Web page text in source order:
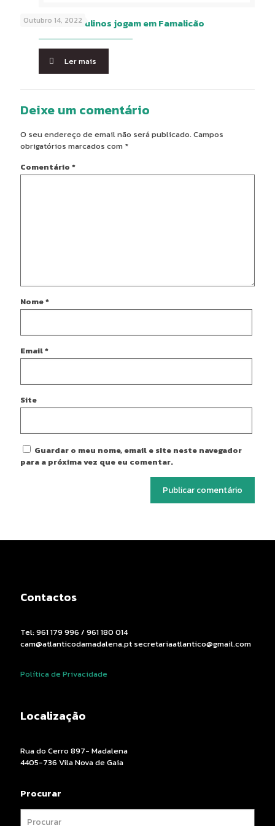
Outubro 14, 2022
Seniores Masculinos jogam em Famalicão
Ler mais
Deixe um comentário
O seu endereço de email não será publicado. Campos
obrigatórios marcados com *
Comentário *
Nome*
Email*
Site
Guardar o meu nome, email e site neste navegador
para a próxima vez que eu comentar.
Contactos
Tel: 961 179 996 / 961 180 014
cam@atlanticodamadalena.pt secretariaatlantico@gmail.com
Política de Privacidade
Localização
Rua do Cerro 897- Madalena
4405-736 Vila Nova de Gaia
Procurar